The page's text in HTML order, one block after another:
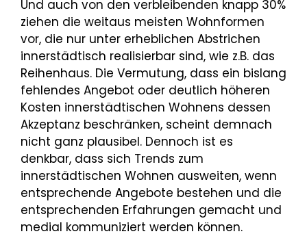
Und auch von den verbleibenden knapp 30%
ziehen die weitaus meisten Wohnformen
vor, die nur unter erheblichen Abstrichen
innerstädtisch realisierbar sind, wie z.B. das
Reihenhaus. Die Vermutung, dass ein bislang
fehlendes Angebot oder deutlich höheren
Kosten innerstädtischen Wohnens dessen
Akzeptanz beschränken, scheint demnach
nicht ganz plausibel. Dennoch ist es
denkbar, dass sich Trends zum
innerstädtischen Wohnen ausweiten, wenn
entsprechende Angebote bestehen und die
entsprechenden Erfahrungen gemacht und
medial kommuniziert werden können.